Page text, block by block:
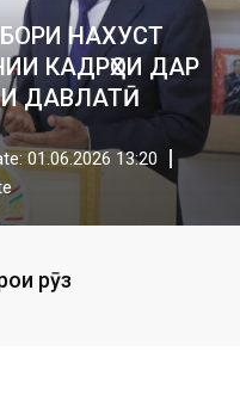
НАХУСТ
КАДРҲОИ ДАР
ДАВЛАТӢ
01.06.2026 13:20
рӯз